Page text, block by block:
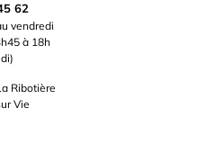
62
vendredi
à 18h
Ribotière
Vie